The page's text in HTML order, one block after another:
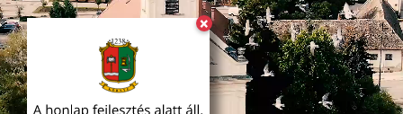
×
Dokumentumok []
Aloldalak [ ]